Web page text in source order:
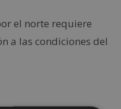
el norte requiere
a las condiciones del